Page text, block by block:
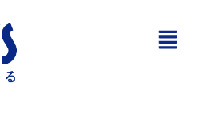
メ
ニ